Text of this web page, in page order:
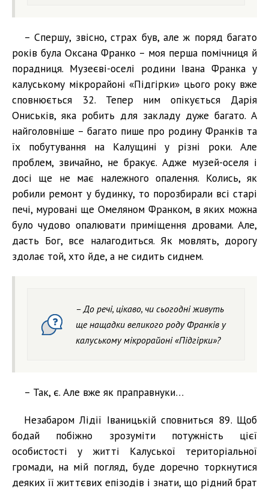
– Спершу, звісно, страх був, але ж поряд багато
років була Оксана Франко – моя перша помічниця й
порадниця. Музеєві-оселі родини Івана Франка у
калуському мікрорайоні «Підгірки» цього року вже
сповнюється 32. Тепер ним опікується Дарія
Ониськів, яка робить для закладу дуже багато. А
найголовніше – багато пише про родину Франків та
їх побутування на Калущині у різні роки. Але
проблем, звичайно, не бракує. Адже музей-оселя і
досі ще не має належного опалення. Колись, як
робили ремонт у будинку, то порозбирали всі старі
печі, муровані ще Омеляном Франком, в яких можна
було чудово опалювати приміщення дровами. Але,
дасть Бог, все налагодиться. Як мовлять, дорогу
здолає той, хто йде, а не сидить сиднем.
– До речі, цікаво, чи сьогодні живуть
ще нащадки великого роду Франків у
калуському мікрорайоні «Підгірки»?
– Так, є. Але вже як праправнуки…
Незабаром Лідії Іваницькій сповниться 89. Щоб
бодай побіжно зрозуміти потужність цієї
особистості у житті Калуської територіальної
громади, на мій погляд, буде доречно торкнутися
деяких її життєвих епізодів і знати, що рідний брат